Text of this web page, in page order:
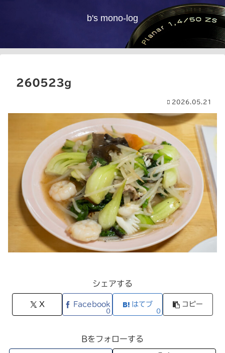
b's mono-log
260523g
2026.05.21
シェアする
X Facebook
0
はてブ
0
コピー
Bをフォローする